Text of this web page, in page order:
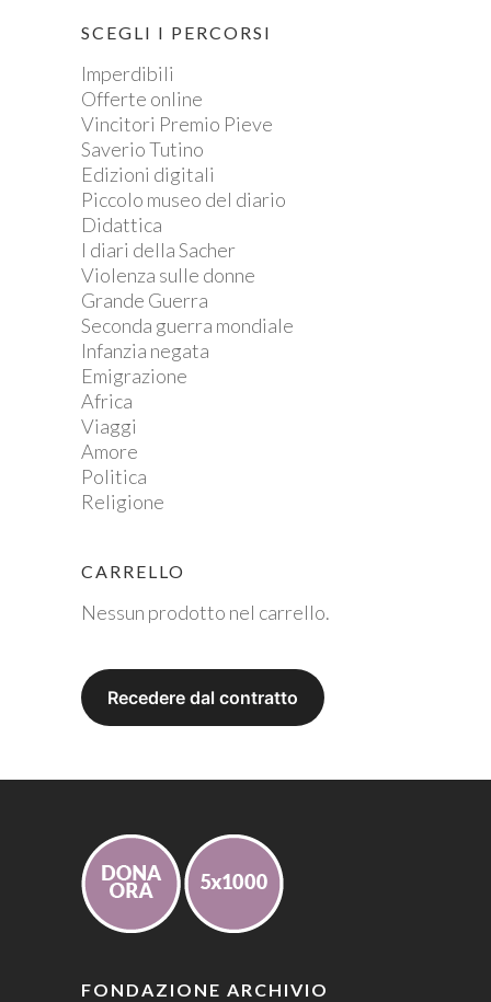
SCEGLI I PERCORSI
Imperdibili
Offerte online
Vincitori Premio Pieve
Saverio Tutino
Edizioni digitali
Piccolo museo del diario
Didattica
I diari della Sacher
Violenza sulle donne
Grande Guerra
Seconda guerra mondiale
Infanzia negata
Emigrazione
Africa
Viaggi
Amore
Politica
Religione
CARRELLO
Nessun prodotto nel carrello.
FONDAZIONE ARCHIVIO